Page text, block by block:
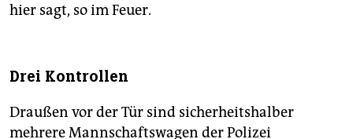
hier sagt, so im Feuer.
Drei Kontrollen
Draußen vor der Tür sind sicherheitshalber
mehrere Mannschaftswagen der Polizei